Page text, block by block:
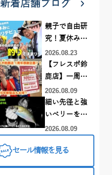
新着店舗ブログ
親子で自由研
究！夏休みに
釣りデビュー
2026.08.23
【フレスポ鈴
鹿店】一周年
記念セール開
催中！新製品
ルアーロッド
もお買い
得！！！
2026.08.09
細い先径と強
いベリーをど
う活かすか |
プラス510の
2026.08.09
セール情報を見る